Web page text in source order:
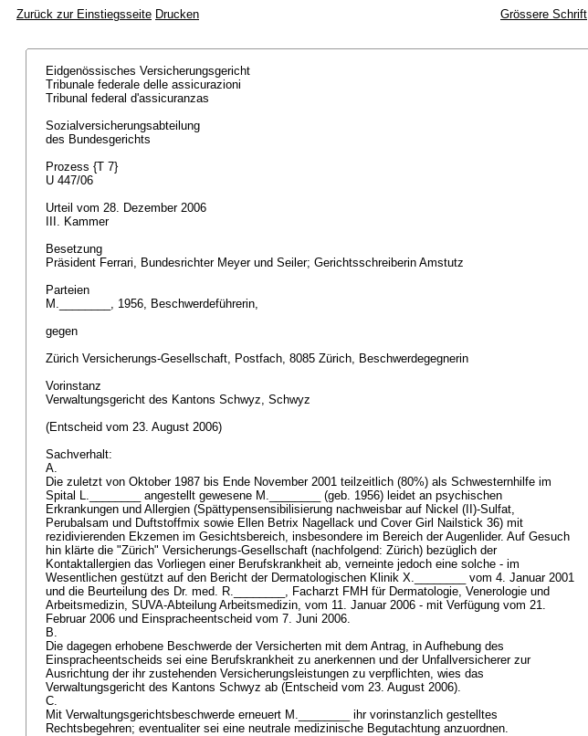
Zurück zur Einstiegsseite Drucken Grössere Schrift
Eidgenössisches Versicherungsgericht
Tribunale federale delle assicurazioni
Tribunal federal d'assicuranzas
Sozialversicherungsabteilung
des Bundesgerichts
Prozess {T 7}
U 447/06
Urteil vom 28. Dezember 2006
III. Kammer
Besetzung
Präsident Ferrari, Bundesrichter Meyer und Seiler; Gerichtsschreiberin Amstutz
Parteien
M.________, 1956, Beschwerdeführerin,
gegen
Zürich Versicherungs-Gesellschaft, Postfach, 8085 Zürich, Beschwerdegegnerin
Vorinstanz
Verwaltungsgericht des Kantons Schwyz, Schwyz
(Entscheid vom 23. August 2006)
Sachverhalt:
A.
Die zuletzt von Oktober 1987 bis Ende November 2001 teilzeitlich (80%) als Schwesternhilfe im
Spital L.________ angestellt gewesene M.________ (geb. 1956) leidet an psychischen
Erkrankungen und Allergien (Spättypensensibilisierung nachweisbar auf Nickel (II)-Sulfat,
Perubalsam und Duftstoffmix sowie Ellen Betrix Nagellack und Cover Girl Nailstick 36) mit
rezidivierenden Ekzemen im Gesichtsbereich, insbesondere im Bereich der Augenlider. Auf Gesuch
hin klärte die "Zürich" Versicherungs-Gesellschaft (nachfolgend: Zürich) bezüglich der
Kontaktallergien das Vorliegen einer Berufskrankheit ab, verneinte jedoch eine solche - im
Wesentlichen gestützt auf den Bericht der Dermatologischen Klinik X.________ vom 4. Januar 2001
und die Beurteilung des Dr. med. R.________, Facharzt FMH für Dermatologie, Venerologie und
Arbeitsmedizin, SUVA-Abteilung Arbeitsmedizin, vom 11. Januar 2006 - mit Verfügung vom 21.
Februar 2006 und Einspracheentscheid vom 7. Juni 2006.
B.
Die dagegen erhobene Beschwerde der Versicherten mit dem Antrag, in Aufhebung des
Einspracheentscheids sei eine Berufskrankheit zu anerkennen und der Unfallversicherer zur
Ausrichtung der ihr zustehenden Versicherungsleistungen zu verpflichten, wies das
Verwaltungsgericht des Kantons Schwyz ab (Entscheid vom 23. August 2006).
C.
Mit Verwaltungsgerichtsbeschwerde erneuert M.________ ihr vorinstanzlich gestelltes
Rechtsbegehren; eventualiter sei eine neutrale medizinische Begutachtung anzuordnen.